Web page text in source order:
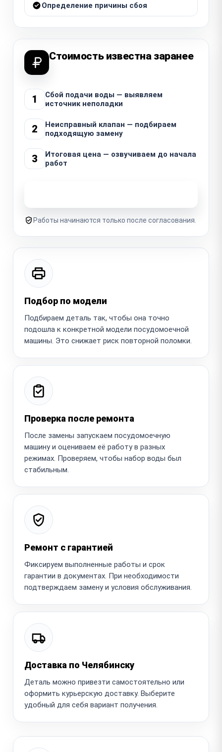
Определение причины сбоя
Стоимость известна заранее
1
Сбой подачи воды — выявляем
источник неполадки
2
Неисправный клапан — подбираем
подходящую замену
3
Итоговая цена — озвучиваем до начала
работ
Работы начинаются только после согласования.
Подбор по модели
Подбираем деталь так, чтобы она точно
подошла к конкретной модели посудомоечной
машины. Это снижает риск повторной поломки.
Проверка после ремонта
После замены запускаем посудомоечную
машину и оцениваем её работу в разных
режимах. Проверяем, чтобы набор воды был
стабильным.
Ремонт с гарантией
Фиксируем выполненные работы и срок
гарантии в документах. При необходимости
подтверждаем замену и условия обслуживания.
Доставка по Челябинску
Деталь можно привезти самостоятельно или
оформить курьерскую доставку. Выберите
удобный для себя вариант получения.